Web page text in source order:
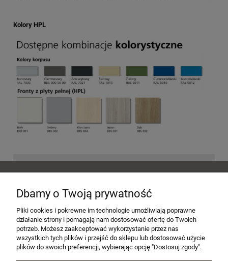
Kolory HPL
MOJE KONTO
PŁATNOŚCI I DOSTAWA
Dbamy o Twoją prywatność
Pliki cookies i pokrewne im technologie umożliwiają poprawne
działanie strony i pomagają nam dostosować ofertę do Twoich
potrzeb. Możesz zaakceptować wykorzystanie przez nas
wszystkich tych plików i przejść do sklepu lub dostosować użycie
plików do swoich preferencji, wybierając opcję "Dostosuj zgody".